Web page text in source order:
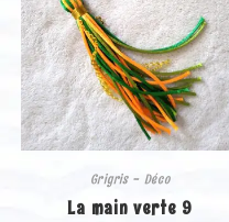
Grigris - Déco
La main verte 9